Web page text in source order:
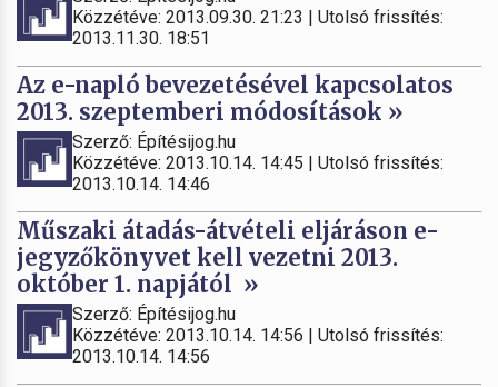
Közzétéve: 2013.09.30. 21:23 | Utolsó frissítés:
2013.11.30. 18:51
Az e-napló bevezetésével kapcsolatos
2013. szeptemberi módosítások »
Szerző: Építésijog.hu
Közzétéve: 2013.10.14. 14:45 | Utolsó frissítés:
2013.10.14. 14:46
Műszaki átadás-átvételi eljáráson e-
jegyzőkönyvet kell vezetni 2013.
október 1. napjától »
Szerző: Építésijog.hu
Közzétéve: 2013.10.14. 14:56 | Utolsó frissítés:
2013.10.14. 14:56